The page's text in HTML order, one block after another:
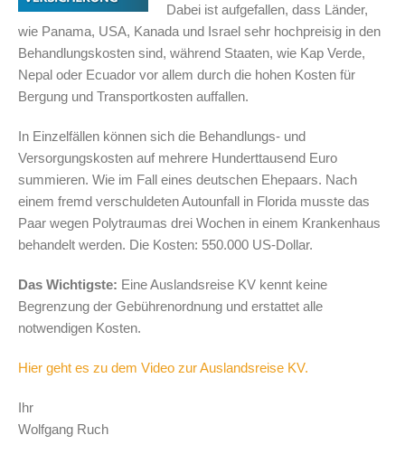
Dabei ist aufgefallen, dass Länder,
wie Panama, USA, Kanada und Israel sehr hochpreisig in den
Behandlungskosten sind, während Staaten, wie Kap Verde,
Nepal oder Ecuador vor allem durch die hohen Kosten für
Bergung und Transportkosten auffallen.
In Einzelfällen können sich die Behandlungs- und
Versorgungskosten auf mehrere Hunderttausend Euro
summieren. Wie im Fall eines deutschen Ehepaars. Nach
einem fremd verschuldeten Autounfall in Florida musste das
Paar wegen Polytraumas drei Wochen in einem Krankenhaus
behandelt werden. Die Kosten: 550.000 US-Dollar.
Das Wichtigste: Eine Auslandsreise KV kennt keine
Begrenzung der Gebührenordnung und erstattet alle
notwendigen Kosten.
Hier geht es zu dem Video zur Auslandsreise KV.
Ihr
Wolfgang Ruch